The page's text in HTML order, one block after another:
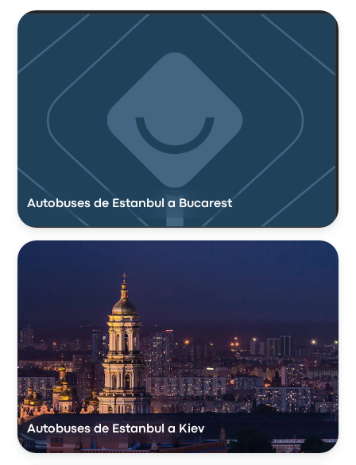
Autobuses de Estanbul a Bucarest
Autobuses de Estanbul a Kiev